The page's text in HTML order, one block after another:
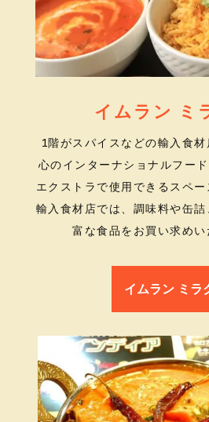
イムラン ミ
1階がスパイスなどの輸入食
心のインターナショナルフー
エクストラで使用できるスペー
輸入食材店では、 調味料や缶
富な食品をお買い求めい
イムラン ミラ